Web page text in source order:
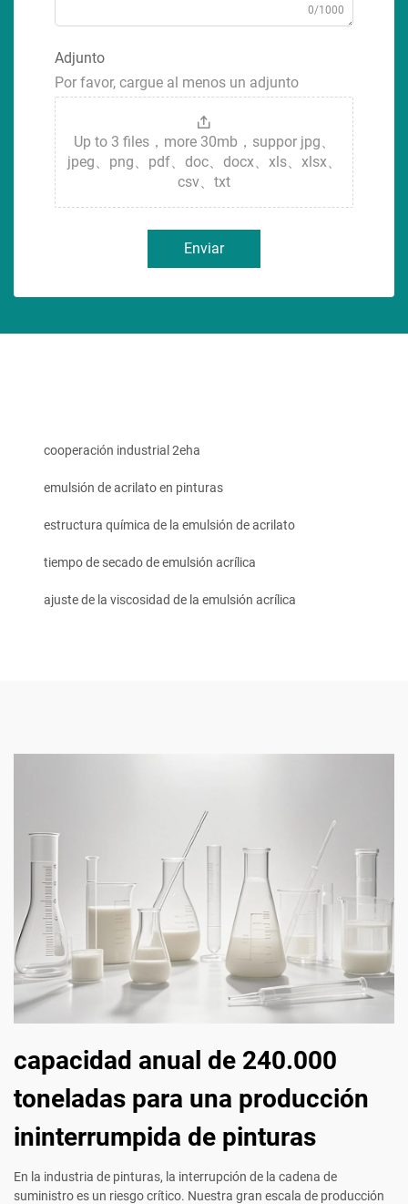
0/1000
Adjunto
Por favor, cargue al menos un adjunto
Up to 3 files，more 30mb，suppor jpg、
jpeg、png、pdf、doc、docx、xls、xlsx、
csv、txt
Enviar
cooperación industrial 2eha
emulsión de acrilato en pinturas
estructura química de la emulsión de acrilato
tiempo de secado de emulsión acrílica
ajuste de la viscosidad de la emulsión acrílica
capacidad anual de 240.000
toneladas para una producción
ininterrumpida de pinturas
En la industria de pinturas, la interrupción de la cadena de
suministro es un riesgo crítico. Nuestra gran escala de producción